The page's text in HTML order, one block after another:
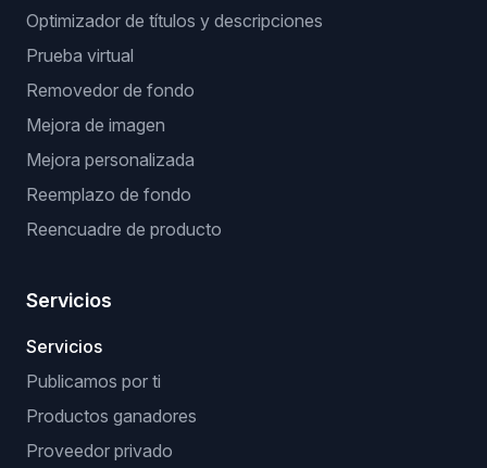
Optimizador de títulos y descripciones
Prueba virtual
Removedor de fondo
Mejora de imagen
Mejora personalizada
Reemplazo de fondo
Reencuadre de producto
Servicios
Servicios
Publicamos por ti
Productos ganadores
Proveedor privado